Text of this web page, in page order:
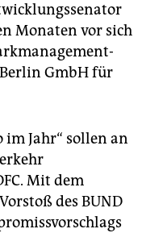
Monaten vor sich
GmbH für
Jahr“ sollen an
Mit dem
des BUND